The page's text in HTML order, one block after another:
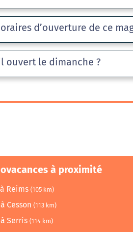
d’ouverture de ce
ouvert le dimanche ?
à proximité
à Reims (105 km)
à Cesson (113 km)
à Serris (114 km)